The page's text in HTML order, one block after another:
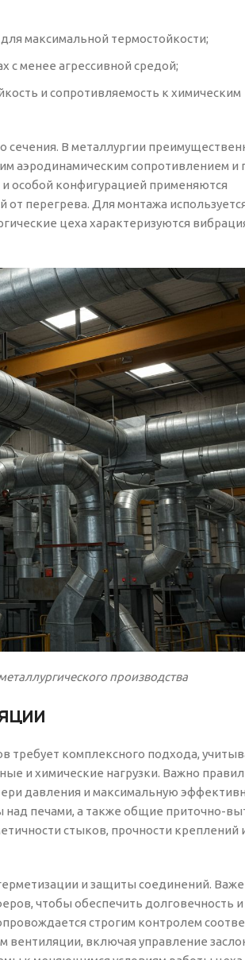
максимальной термостойкости;
с менее агрессивной средой;
и сопротивляемость к химическим
сечения. В металлургии
аэродинамическим сопротивлением и
особой конфигурацией применяются
перегрева. Для монтажа
цеха характеризуются
производства
требует комплексного подхода,
и химические нагрузки. Важно
давления и максимальную
над печами, а также общие приточно-
стыков, прочности креплений
и защиты соединений.
чтобы обеспечить долговечность и
строгим контролем
вентиляции, включая управление